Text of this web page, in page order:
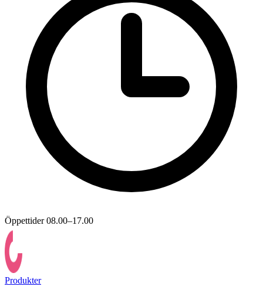
Öppettider 08.00–17.00
Produkter